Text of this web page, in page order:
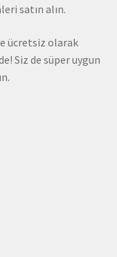
satın alın.
ücretsiz olarak
Siz de süper uygun